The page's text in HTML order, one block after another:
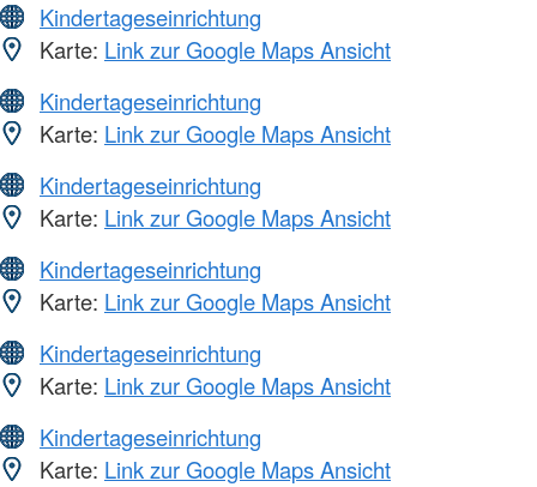
Kindertageseinrichtung
Karte: Link zur Google Maps Ansicht
Kindertageseinrichtung
Karte: Link zur Google Maps Ansicht
Kindertageseinrichtung
Karte: Link zur Google Maps Ansicht
Kindertageseinrichtung
Karte: Link zur Google Maps Ansicht
Kindertageseinrichtung
Karte: Link zur Google Maps Ansicht
Kindertageseinrichtung
Karte: Link zur Google Maps Ansicht